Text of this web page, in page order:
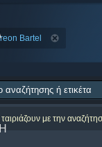
Bartel
με την